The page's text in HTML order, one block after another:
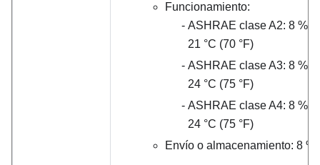
Funcionamiento:
ASHRAE clase A2: 8
21 °C (70 °F)
ASHRAE clase A3: 8
24 °C (75 °F)
ASHRAE clase A4: 8
24 °C (75 °F)
Envío o almacenamiento: 8